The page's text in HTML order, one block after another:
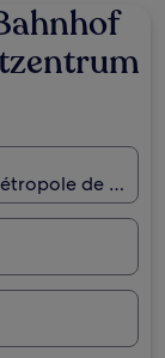
de Lyon,